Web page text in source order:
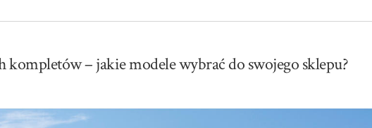
– jakie modele wybrać do swojego sklepu?